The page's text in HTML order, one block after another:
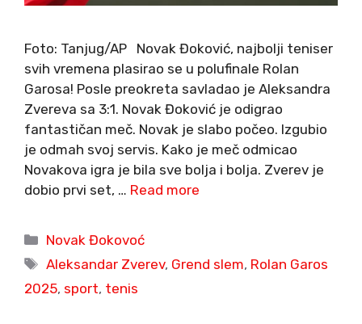
Foto: Tanjug/AP Novak Đoković, najbolji teniser
svih vremena plasirao se u polufinale Rolan
Garosa! Posle preokreta savladao je Aleksandra
Zvereva sa 3:1. Novak Đoković je odigrao
fantastičan meč. Novak je slabo počeo. Izgubio
je odmah svoj servis. Kako je meč odmicao
Novakova igra je bila sve bolja i bolja. Zverev je
dobio prvi set, … Read more
Categories
Novak Đokovoć
Tags
Aleksandar Zverev, Grend slem, Rolan Garos
2025, sport, tenis